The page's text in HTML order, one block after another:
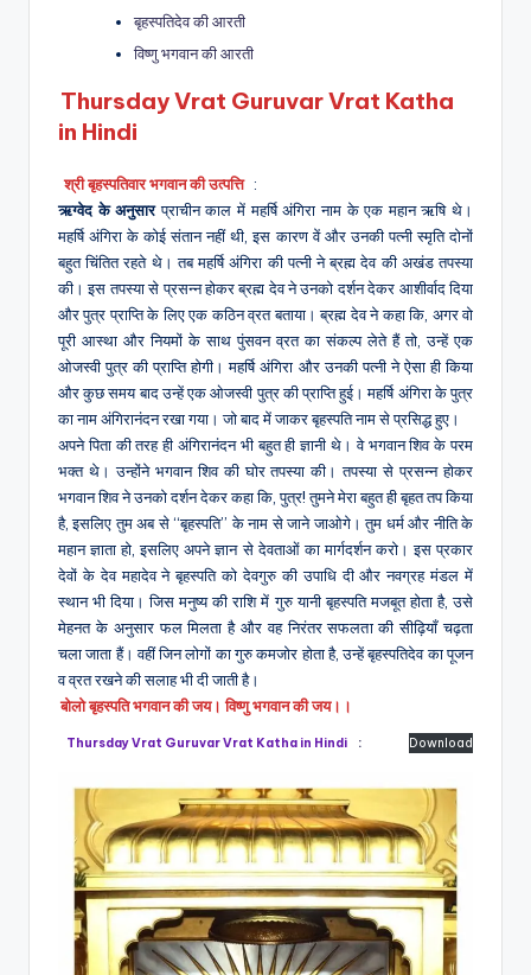
बृहस्पतिदेव की आरती
विष्णु भगवान की आरती
Thursday Vrat Guruvar Vrat Katha
in Hindi
श्री बृहस्पतिवार भगवान की उत्पत्ति :
ऋग्वेद के अनुसारप्राचीन काल में महर्षि अंगिरा नाम के एक महान ऋषि थे।
महर्षि अंगिरा के कोई संतान नहीं थी, इस कारण वें और उनकी पत्नी स्मृति दोनों
बहुत चिंतित रहते थे। तब महर्षि अंगिरा की पत्नी ने ब्रह्म देव की अखंड तपस्या
की। इस तपस्या से प्रसन्न होकर ब्रह्म देव ने उनको दर्शन देकर आशीर्वाद दिया
और पुत्र प्राप्ति के लिए एक कठिन व्रत बताया। ब्रह्म देव ने कहा कि, अगर वो
पूरी आस्था और नियमों के साथ पुंसवन व्रत का संकल्प लेते हैं तो, उन्हें एक
ओजस्वी पुत्र की प्राप्ति होगी। महर्षि अंगिरा और उनकी पत्नी ने ऐसा ही किया
और कुछ समय बाद उन्हें एक ओजस्वी पुत्र की प्राप्ति हुई। महर्षि अंगिरा के पुत्र
का नाम अंगिरानंदन रखा गया। जो बाद में जाकर बृहस्पति नाम से प्रसिद्ध हुए।
अपने पिता की तरह ही अंगिरानंदन भी बहुत ही ज्ञानी थे। वे भगवान शिव के परम
भक्त थे। उन्होंने भगवान शिव की घोर तपस्या की। तपस्या से प्रसन्न होकर
भगवान शिव ने उनको दर्शन देकर कहा कि, पुत्र! तुमने मेरा बहुत ही बृहत तप किया
है, इसलिए तुम अब से ‘‘बृहस्पति’’ के नाम से जाने जाओगे। तुम धर्म और नीति के
महान ज्ञाता हो, इसलिए अपने ज्ञान से देवताओं का मार्गदर्शन करो। इस प्रकार
देवों के देव महादेव ने बृहस्पति को देवगुरु की उपाधि दी और नवग्रह मंडल में
स्थान भी दिया। जिस मनुष्य की राशि में गुरु यानी बृहस्पति मजबूत होता है, उसे
मेहनत के अनुसार फल मिलता है और वह निरंतर सफलता की सीढ़ियाँ चढ़ता
चला जाता हैं। वहीं जिन लोगों का गुरु कमजोर होता है, उन्हें बृहस्पतिदेव का पूजन
व व्रत रखने की सलाह भी दी जाती है।
बोलो बृहस्पति भगवान की जय। विष्णु भगवान की जय।।
Thursday Vrat Guruvar Vrat Katha in Hindi : Download